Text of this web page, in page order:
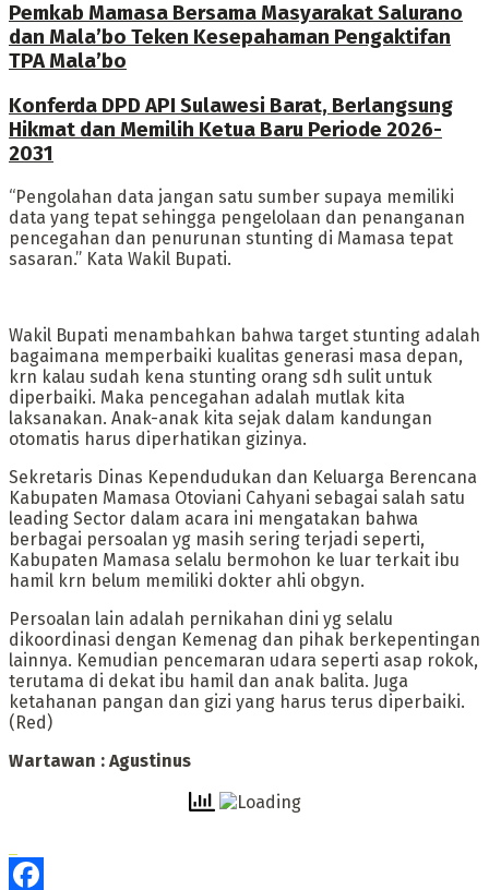
Pemkab Mamasa Bersama Masyarakat Salurano
dan Mala’bo Teken Kesepahaman Pengaktifan
TPA Mala’bo
Konferda DPD API Sulawesi Barat, Berlangsung
Hikmat dan Memilih Ketua Baru Periode 2026-
2031
“Pengolahan data jangan satu sumber supaya memiliki
data yang tepat sehingga pengelolaan dan penanganan
pencegahan dan penurunan stunting di Mamasa tepat
sasaran.” Kata Wakil Bupati.
Wakil Bupati menambahkan bahwa target stunting adalah
bagaimana memperbaiki kualitas generasi masa depan,
krn kalau sudah kena stunting orang sdh sulit untuk
diperbaiki. Maka pencegahan adalah mutlak kita
laksanakan. Anak-anak kita sejak dalam kandungan
otomatis harus diperhatikan gizinya.
Sekretaris Dinas Kependudukan dan Keluarga Berencana
Kabupaten Mamasa Otoviani Cahyani sebagai salah satu
leading Sector dalam acara ini mengatakan bahwa
berbagai persoalan yg masih sering terjadi seperti,
Kabupaten Mamasa selalu bermohon ke luar terkait ibu
hamil krn belum memiliki dokter ahli obgyn.
Persoalan lain adalah pernikahan dini yg selalu
dikoordinasi dengan Kemenag dan pihak berkepentingan
lainnya. Kemudian pencemaran udara seperti asap rokok,
terutama di dekat ibu hamil dan anak balita. Juga
ketahanan pangan dan gizi yang harus terus diperbaiki.
(Red)
Wartawan : Agustinus